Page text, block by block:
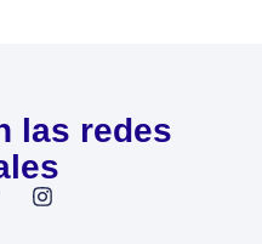
las redes